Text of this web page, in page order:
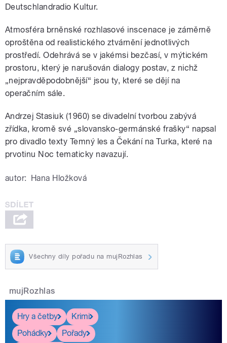
Deutschlandradio Kultur.
Atmosféra brněnské rozhlasové inscenace je záměrně
oproštěna od realistického ztvárnění jednotlivých
prostředí. Odehrává se v jakémsi bezčasí, v mýtickém
prostoru, který je narušován dialogy postav, z nichž
„nejpravděpodobnější“ jsou ty, které se dějí na
operačním sále.
Andrzej Stasiuk (1960) se divadelní tvorbou zabývá
zřídka, kromě své „slovansko-germánské frašky“ napsal
pro divadlo texty Temný les a Čekání na Turka, které na
prvotinu Noc tematicky navazují.
autor: Hana Hložková
Všechny díly pořadu na mujRozhlas
mujRozhlas
Hry a četby
Krimi
Pohádky
Pořady